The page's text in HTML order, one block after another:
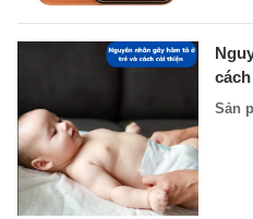
Sản